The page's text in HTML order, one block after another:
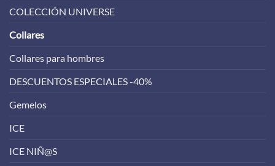
COLECCIÓN UNIVERSE
Collares
Collares para hombres
DESCUENTOS ESPECIALES -40%
Gemelos
ICE
ICE NIÑ@S